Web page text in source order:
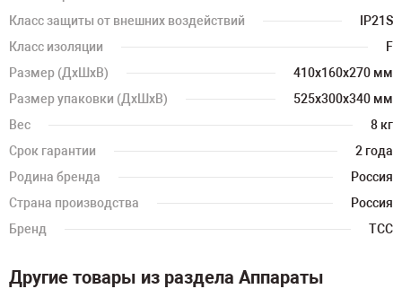
Класс защиты от внешних воздействий
IP21S
Класс изоляции
F
Размер (ДхШхВ)
410х160х270 мм
Размер упаковки (ДхШхВ)
525х300х340 мм
Вес
8 кг
Срок гарантии
2 года
Родина бренда
Россия
Страна производства
Россия
Бренд
ТСС
Другие товары из раздела Аппараты